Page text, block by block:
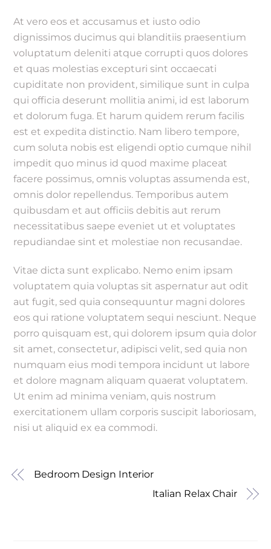
At vero eos et accusamus et iusto odio
dignissimos ducimus qui blanditiis praesentium
voluptatum deleniti atque corrupti quos dolores
et quas molestias excepturi sint occaecati
cupiditate non provident, similique sunt in culpa
qui officia deserunt mollitia animi, id est laborum
et dolorum fuga. Et harum quidem rerum facilis
est et expedita distinctio. Nam libero tempore,
cum soluta nobis est eligendi optio cumque nihil
impedit quo minus id quod maxime placeat
facere possimus, omnis voluptas assumenda est,
omnis dolor repellendus. Temporibus autem
quibusdam et aut officiis debitis aut rerum
necessitatibus saepe eveniet ut et voluptates
repudiandae sint et molestiae non recusandae.
Vitae dicta sunt explicabo. Nemo enim ipsam
voluptatem quia voluptas sit aspernatur aut odit
aut fugit, sed quia consequuntur magni dolores
eos qui ratione voluptatem sequi nesciunt. Neque
porro quisquam est, qui dolorem ipsum quia dolor
sit amet, consectetur, adipisci velit, sed quia non
numquam eius modi tempora incidunt ut labore
et dolore magnam aliquam quaerat voluptatem.
Ut enim ad minima veniam, quis nostrum
exercitationem ullam corporis suscipit laboriosam,
nisi ut aliquid ex ea commodi.
Bedroom Design Interior
Italian Relax Chair